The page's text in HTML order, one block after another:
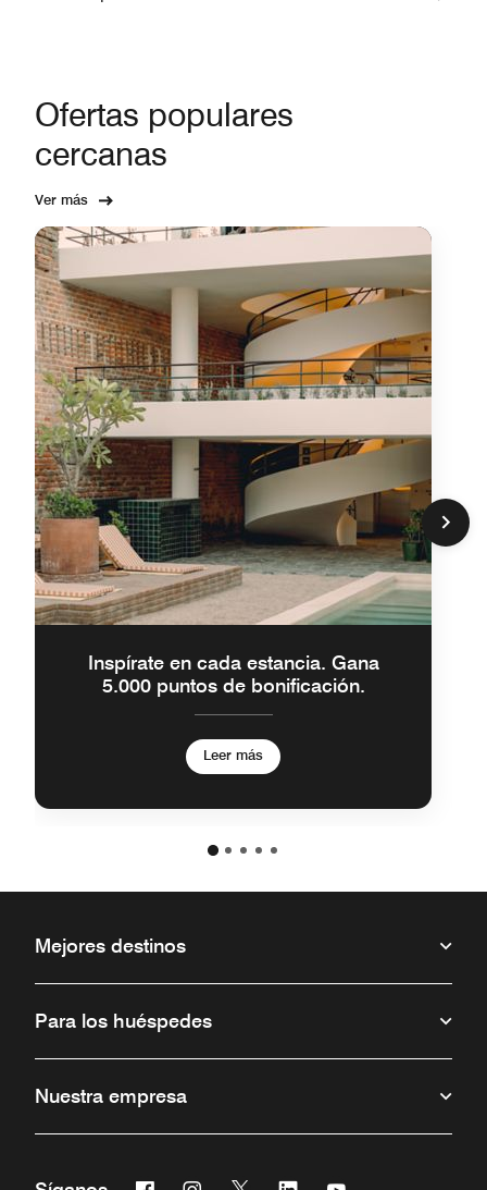
Ofertas populares
cercanas
Ver más
Inspírate en cada estancia. Gana
5.000 puntos de bonificación.
Leer más
Mejores destinos
Para los huéspedes
Nuestra empresa